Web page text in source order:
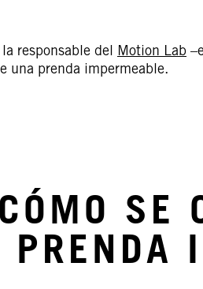
responsable del Motion Lab
una prenda impermeable.
CÓMO SE
PRENDA